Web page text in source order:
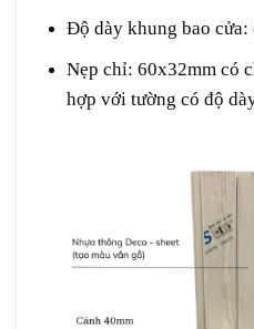
Độ dày khung bao cửa:
Nẹp chỉ: 60x32mm có
hợp với tường có độ